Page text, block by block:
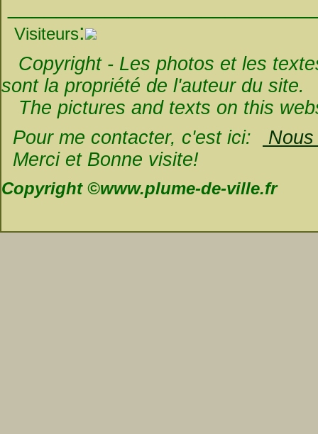
Visiteurs:
Copyright - Les photos et les
sont la propriété de l'auteur du site.
The pictures and texts on this
Pour me contacter, c'est ici:
Merci et Bonne visite!
Copyright ©www.plume-de-ville.fr